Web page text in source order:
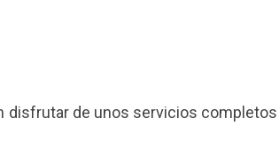
de unos servicios